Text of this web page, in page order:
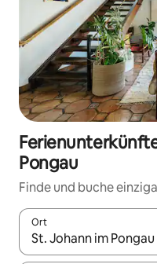
Pongau
Finde und buche
Ort
Wenn Ergebnisse